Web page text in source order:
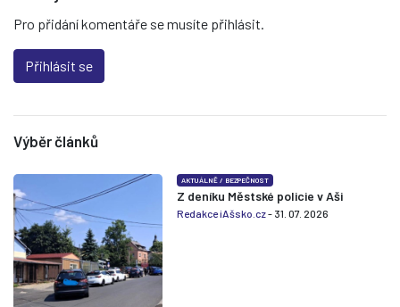
Pro přidání komentáře se musíte přihlásit.
Přihlásit se
Výběr článků
AKTUÁLNĚ / BEZPEČNOST
Z deníku Městské policie v Aši
Redakce iAšsko.cz- 31. 07. 2026